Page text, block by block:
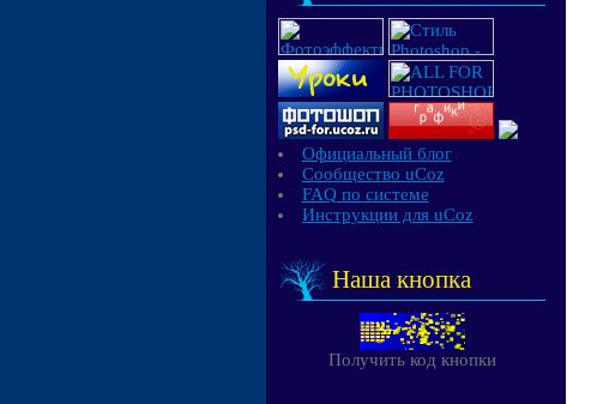
Официальный блог
Сообщество uCoz
FAQ по системе
Инструкции для uCoz
Наша кнопка
Получить код кнопки